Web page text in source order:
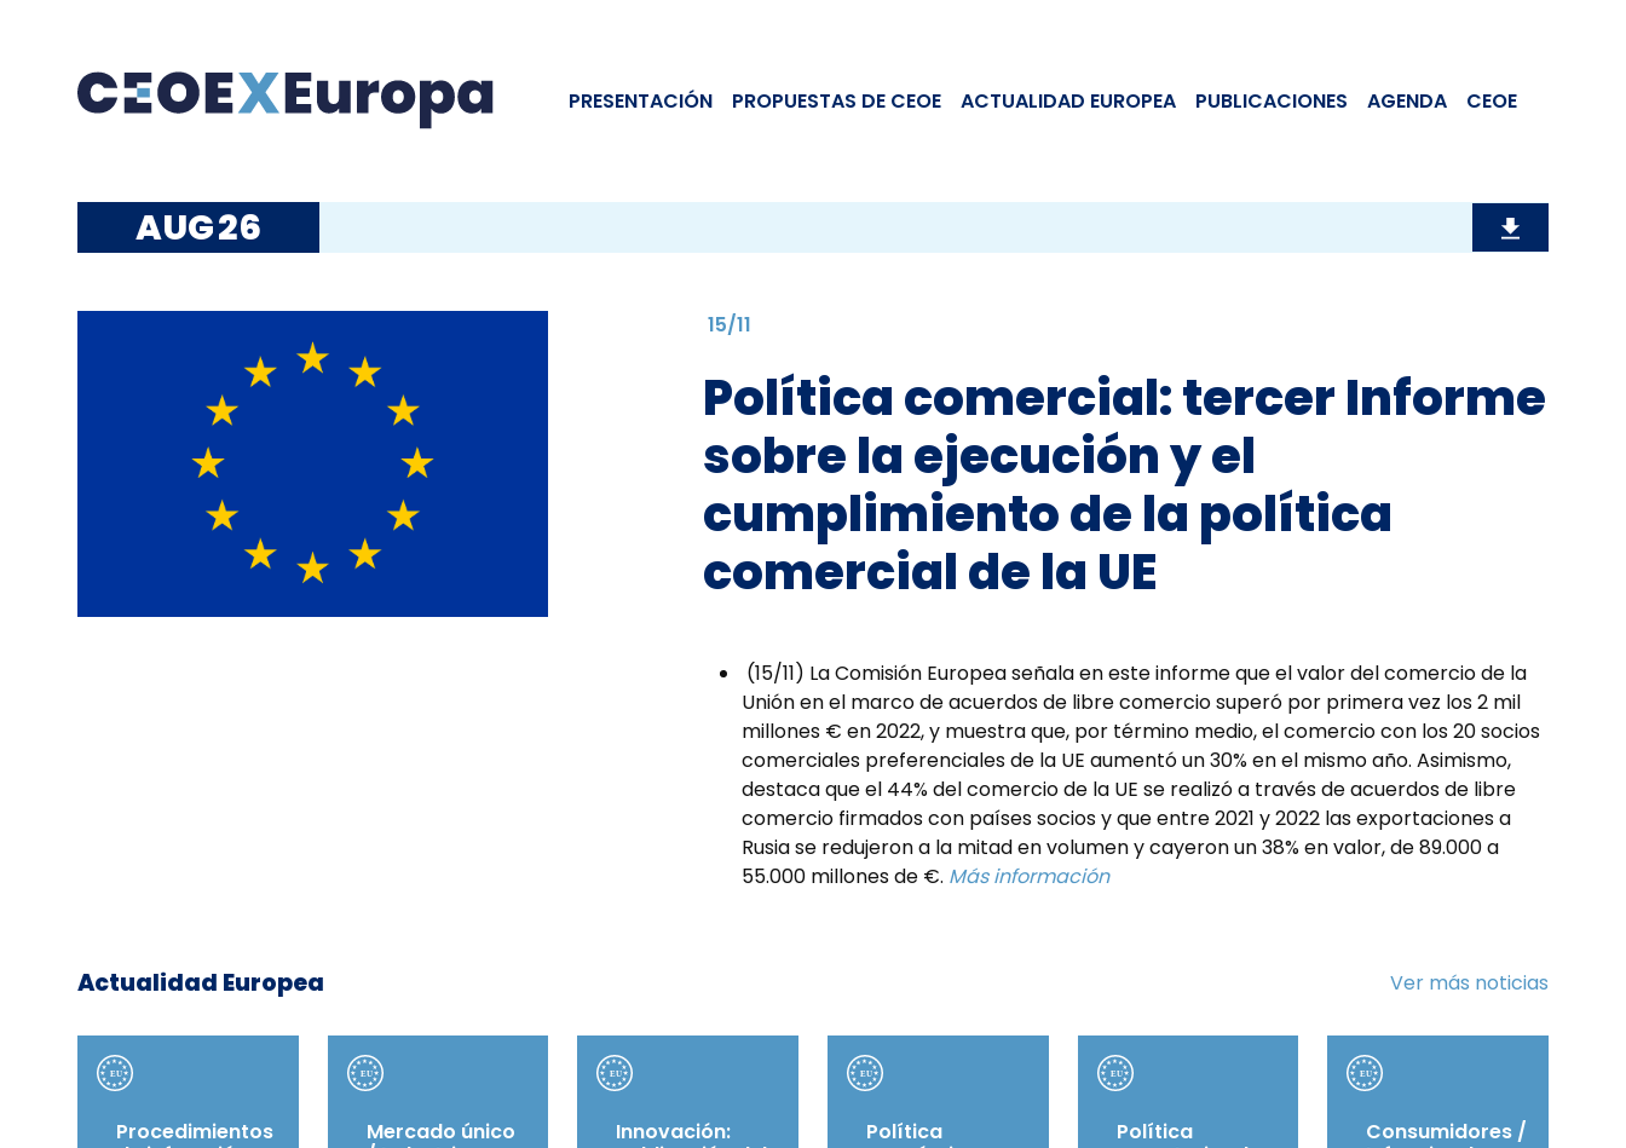
PRESENTACIÓN PROPUESTAS DE CEOE ACTUALIDAD EUROPEA PUBLICACIONES AGENDA CEOE
AUG26
15/11
Política comercial: tercer Informe
sobre la ejecución y el
cumplimiento de la política
comercial de la UE
(15/11) La Comisión Europea señala en este informe que el valor del comercio de la
Unión en el marco de acuerdos de libre comercio superó por primera vez los 2 mil
millones € en 2022, y muestra que, por término medio, el comercio con los 20 socios
comerciales preferenciales de la UE aumentó un 30% en el mismo año. Asimismo,
destaca que el 44% del comercio de la UE se realizó a través de acuerdos de libre
comercio firmados con países socios y que entre 2021 y 2022 las exportaciones a
Rusia se redujeron a la mitad en volumen y cayeron un 38% en valor, de 89.000 a
55.000 millones de €. Más información
Actualidad Europea Ver más noticias
Procedimientos
Mercado único
Innovación:
Política
Política
Consumidores /